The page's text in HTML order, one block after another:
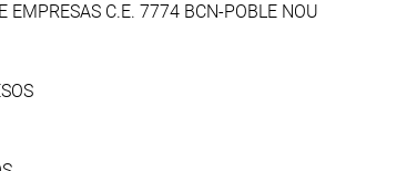
EMPRESAS C.E. 7774 BCN-POBLE NOU